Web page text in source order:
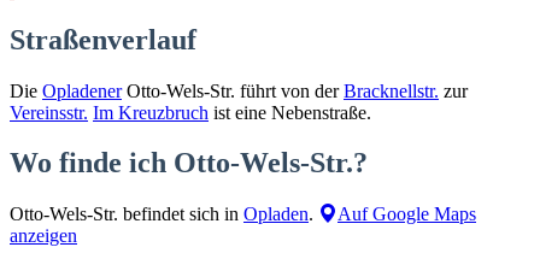
Straßenverlauf
Die OpladenerOtto-Wels-Str. führt von derBracknellstr. zur
Vereinsstr. Im Kreuzbruch ist eine Nebenstraße.
Wo finde ich Otto-Wels-Str.?
Otto-Wels-Str. befindet sich in Opladen.
Auf Google Maps
anzeigen